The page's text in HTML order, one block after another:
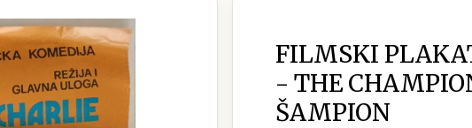
FILMSKI
- THE
ŠAMPION